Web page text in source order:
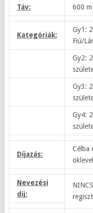
Táv: 600 m
Kategóriák:
Gy1:
Fiú/
Gy2:
Gy3:
Gy4:
Díjazás:
Célba
Nevezési
díj: